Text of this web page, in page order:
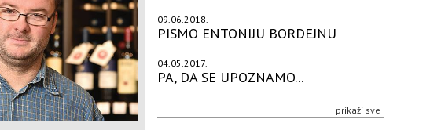
09.06.2018.
PISMO ENTONIJU BORDEJNU
04.05.2017.
PA, DA SE UPOZNAMO...
prikaži sve